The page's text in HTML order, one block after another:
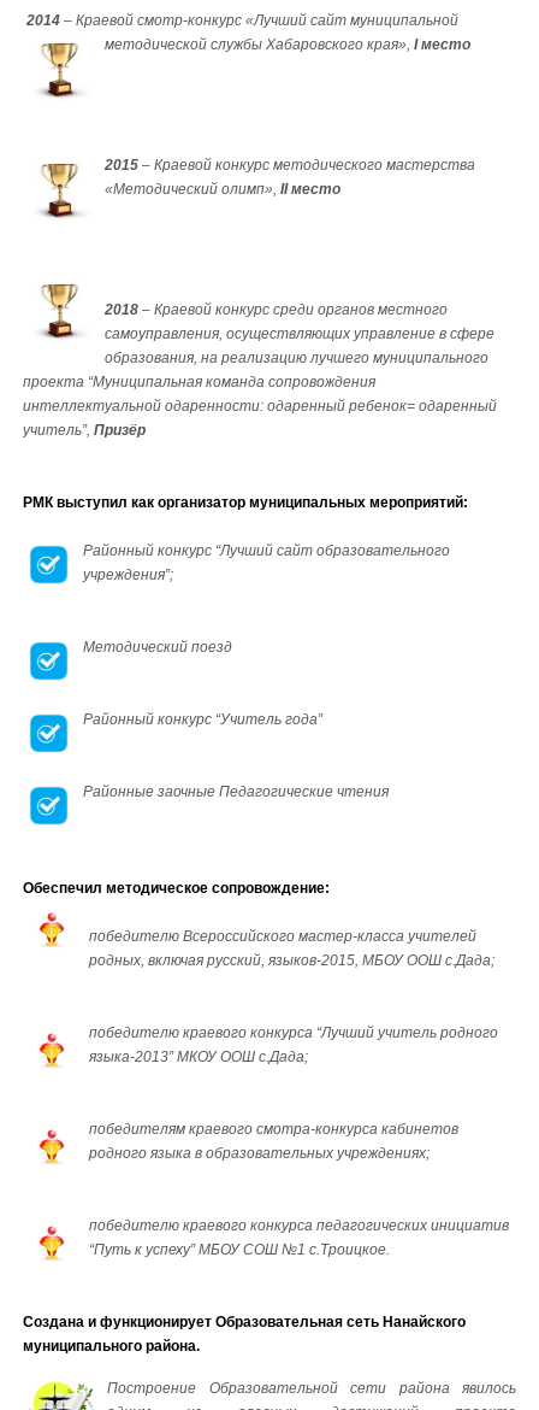
2014 – Краевой смотр-конкурс «Лучший сайт муниципальной
методической службы Хабаровского края», I место
2015 – Краевой конкурс методического мастерства
«Методический олимп», II место
2018 – Краевой конкурс среди органов местного
самоуправления, осуществляющих управление в сфере
образования, на реализацию лучшего муниципального
проекта “Муниципальная команда сопровождения
интеллектуальной одаренности: одаренный ребенок= одаренный
учитель”, Призёр
РМК выступил как организатор муниципальных мероприятий:
Районный конкурс “Лучший сайт образовательного
учреждения”;
Методический поезд
Районный конкурс “Учитель года”
Районные заочные Педагогические чтения
Обеспечил методическое сопровождение:
победителю Всероссийского мастер-класса учителей
родных, включая русский, языков-2015, МБОУ ООШ с.Дада;
победителю краевого конкурса “Лучший учитель родного
языка-2013” МКОУ ООШ с.Дада;
победителям краевого смотра-конкурса кабинетов
родного языка в образовательных учреждениях;
победителю краевого конкурса педагогических инициатив
“Путь к успеху” МБОУ СОШ №1 с.Троицкое.
Создана и функционирует Образовательная сеть Нанайского
муниципального района.
Построение Образовательной сети района явилось